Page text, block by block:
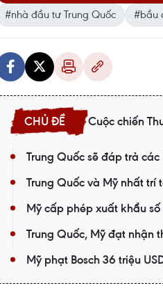
#nhà đầu tư Trung Quốc
#bầu
Cuộc chiến
Trung Quốc sẽ đáp trả
Trung Quốc và Mỹ nhất
Mỹ cấp phép xuất khẩu
Trung Quốc, Mỹ đạt nhận
Mỹ phạt Bosch 36 triệu